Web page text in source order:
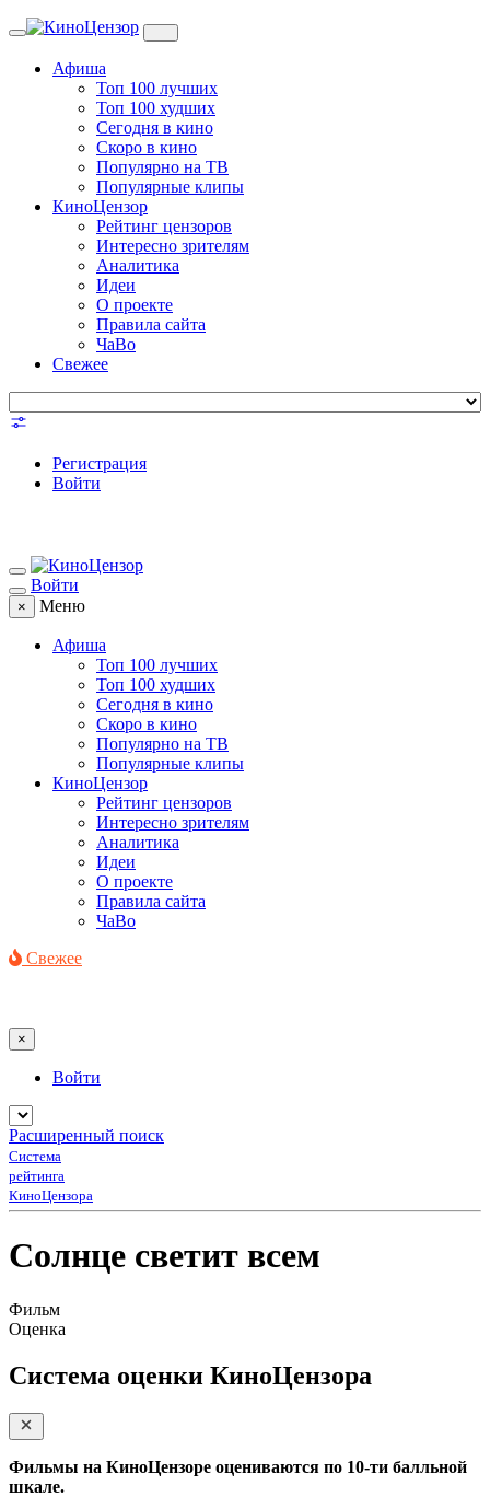
Toggle
Афиша
Топ 100 лучших
Топ 100 худших
Сегодня в кино
Скоро в кино
Популярно на ТВ
Популярные клипы
КиноЦензор
Рейтинг цензоров
Интересно зрителям
Аналитика
Идеи
О проекте
Правила сайта
ЧаВо
Свежее
Регистрация
Войти
Войти
× Меню
Афиша
Топ 100 лучших
Топ 100 худших
Сегодня в кино
Скоро в кино
Популярно на ТВ
Популярные клипы
КиноЦензор
Рейтинг цензоров
Интересно зрителям
Аналитика
Идеи
О проекте
Правила сайта
ЧаВо
Свежее
×
Войти
Расширенный поиск
Система
рейтинга
КиноЦензора
Солнце светит всем
Фильм
Оценка
Система оценки КиноЦензора
Фильмы на КиноЦензоре оцениваются по 10-ти балльной
шкале.